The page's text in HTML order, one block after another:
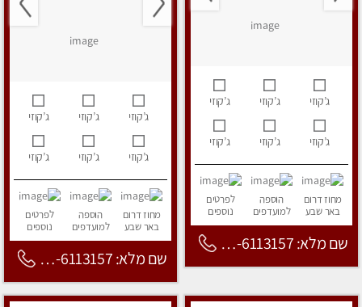
ג’קוזי ג’קוזי ג’קוזי
ג’קוזי ג’קוזי ג’קוזי
מחוז דרום
באר שבע
הוספה
למועדפים
לפרטים
נוספים
שם מלא: 053-6113157
ג’קוזי ג’קוזי ג’קוזי
ג’קוזי ג’קוזי ג’קוזי
מחוז דרום
באר שבע
הוספה
למועדפים
לפרטים
נוספים
שם מלא: 053-6113157